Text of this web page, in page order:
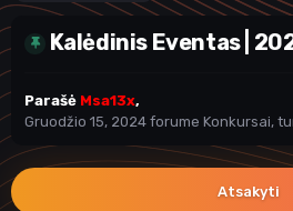
Kalėdinis Eventas |
Parašė Msa13x,
Gruodžio 15, 2024 forume Konkursai,
Atsakyti